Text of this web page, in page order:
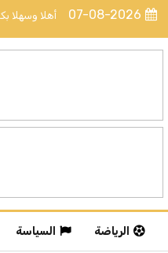
أهلا وسهلا 07-08-2026
الرياضة السياسة